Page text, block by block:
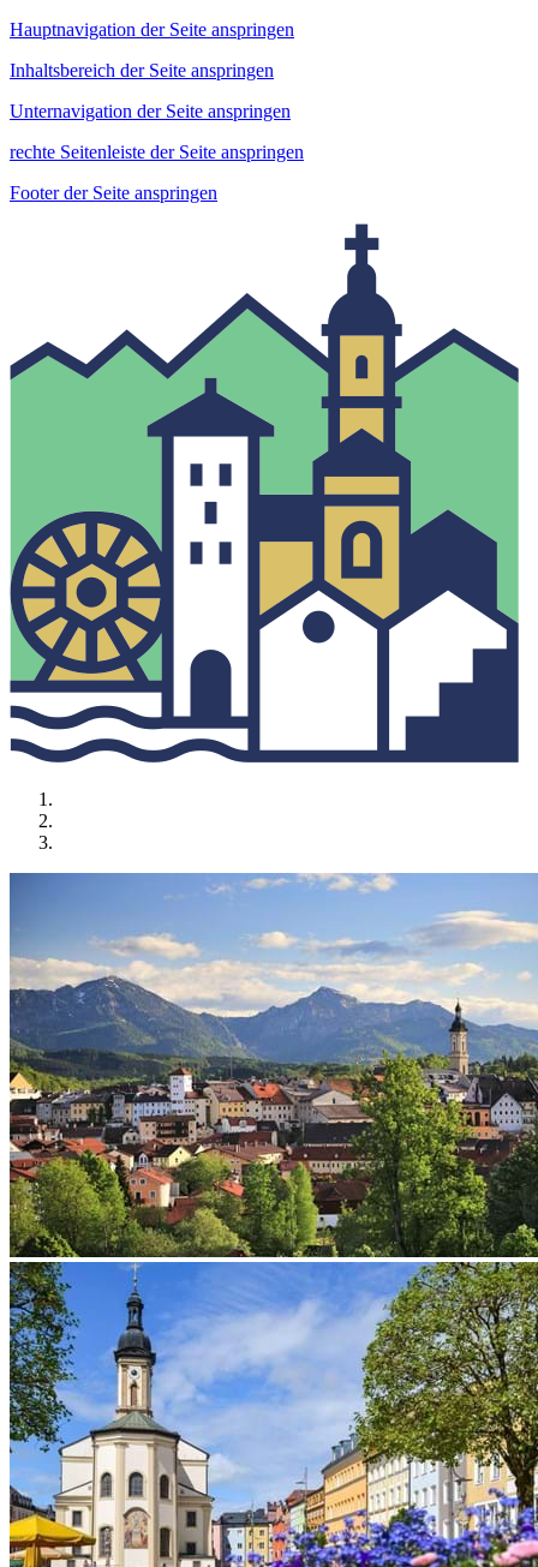
Hauptnavigation der Seite anspringen
Inhaltsbereich der Seite anspringen
Unternavigation der Seite anspringen
rechte Seitenleiste der Seite anspringen
Footer der Seite anspringen